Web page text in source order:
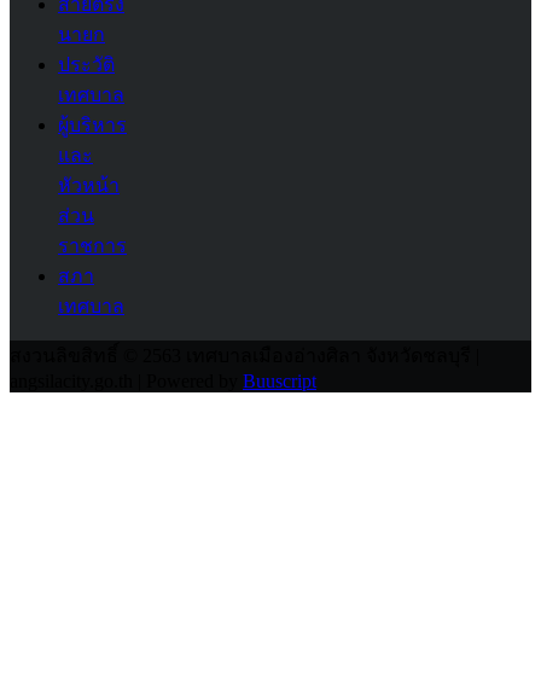
สายตรง
นายก
ประวัติ
เทศบาล
ผู้บริหาร
และ
หัวหน้า
ส่วน
ราชการ
สภา
เทศบาล
Buuscript